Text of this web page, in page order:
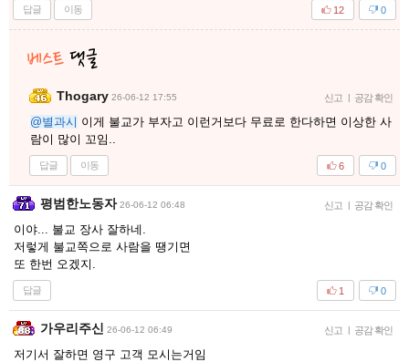
답글 이동 0
12
Thogary 26-06-12 17:55 신고 | 공감 확인
@별과시 이게 불교가 부자고 이런거보다 무료로 한다하면 이상한 사
람이 많이 꼬임..
답글 이동 0
6
평범한노동자 26-06-12 06:48 신고 | 공감 확인
이야... 불교 장사 잘하네.
저렇게 불교쪽으로 사람을 땡기면
또 한번 오겠지.
답글 0
1
가우리주신 26-06-12 06:49 신고 | 공감 확인
저기서 잘하면 영구 고객 모시는거임